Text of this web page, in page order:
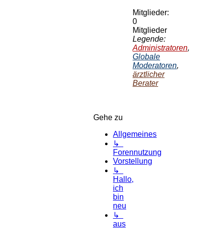
Mitglieder:
0
Mitglieder
Legende:
Administratoren,
Globale
Moderatoren,
ärztlicher
Berater
Gehe zu
Allgemeines
↳
Forennutzung
Vorstellung
↳
Hallo,
ich
bin
neu
↳
aus